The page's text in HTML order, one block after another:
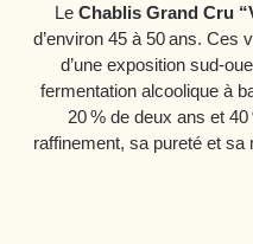
Le Chablis Grand Cru
d’environ 45 à 50 ans. Ces
d’une exposition sud-
fermentation alcoolique à
20 % de deux ans et
raffinement, sa pureté et sa